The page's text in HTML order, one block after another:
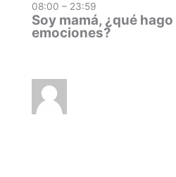
08:00 – 23:59
Soy mamá, ¿qué
emociones?